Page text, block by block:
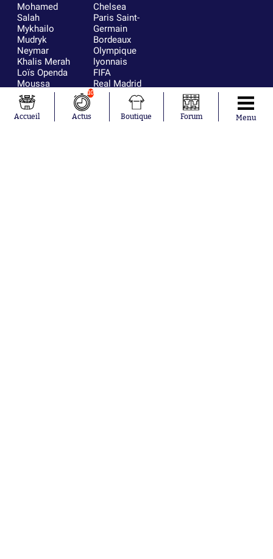
Mohamed
Salah
Mykhailo
Mudryk
Neymar
Khalis Merah
Loïs Openda
Moussa
Niakhaté
Nicolás
Tagliafico
Chelsea
Paris Saint-
Germain
Bordeaux
Olympique
lyonnais
FIFA
Real Madrid
RC Strasbourg
AC Milan
Accueil
10
Actus Boutique Forum Menu